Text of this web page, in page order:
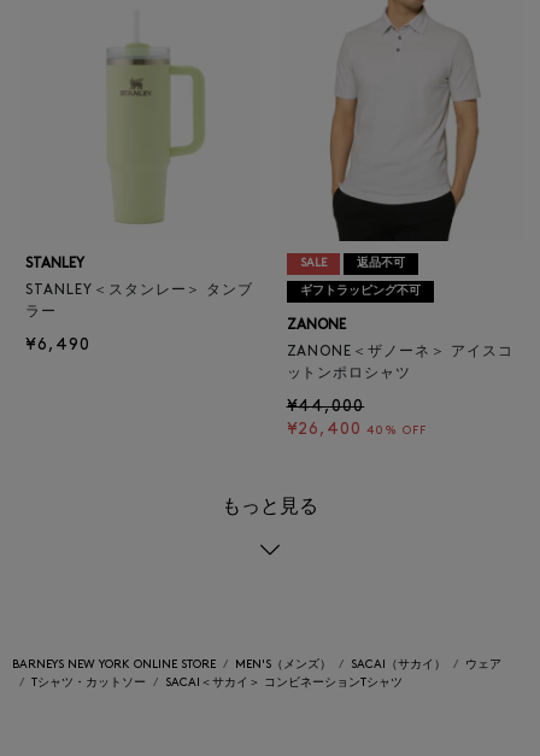
STANLEY
STANLEY＜スタンレー＞ タンブ
ラー
¥6,490
SALE 返品不可
ギフトラッピング不可
ZANONE
ZANONE＜ザノーネ＞ アイスコ
ットンポロシャツ
¥44,000
¥26,400 40% OFF
もっと見る
BARNEYS NEW YORK ONLINE STORE MEN'S（メンズ） SACAI（サカイ）
ウェア
Tシャツ・カットソー
SACAI＜サカイ＞ コンビネーションTシャツ